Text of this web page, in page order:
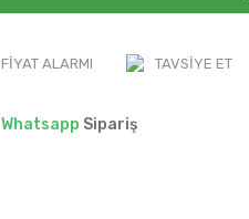
FIYAT ALARMI TAVSIYE ET
Whatsapp Sipariş